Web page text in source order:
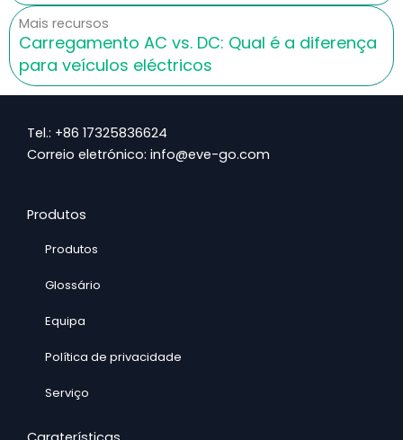
Mais recursos
Carregamento AC vs. DC: Qual é a diferença
para veículos eléctricos
Tel.: +86 17325836624
Correio eletrónico: info@eve-go.com
Produtos
Produtos
Glossário
Equipa
Política de privacidade
Serviço